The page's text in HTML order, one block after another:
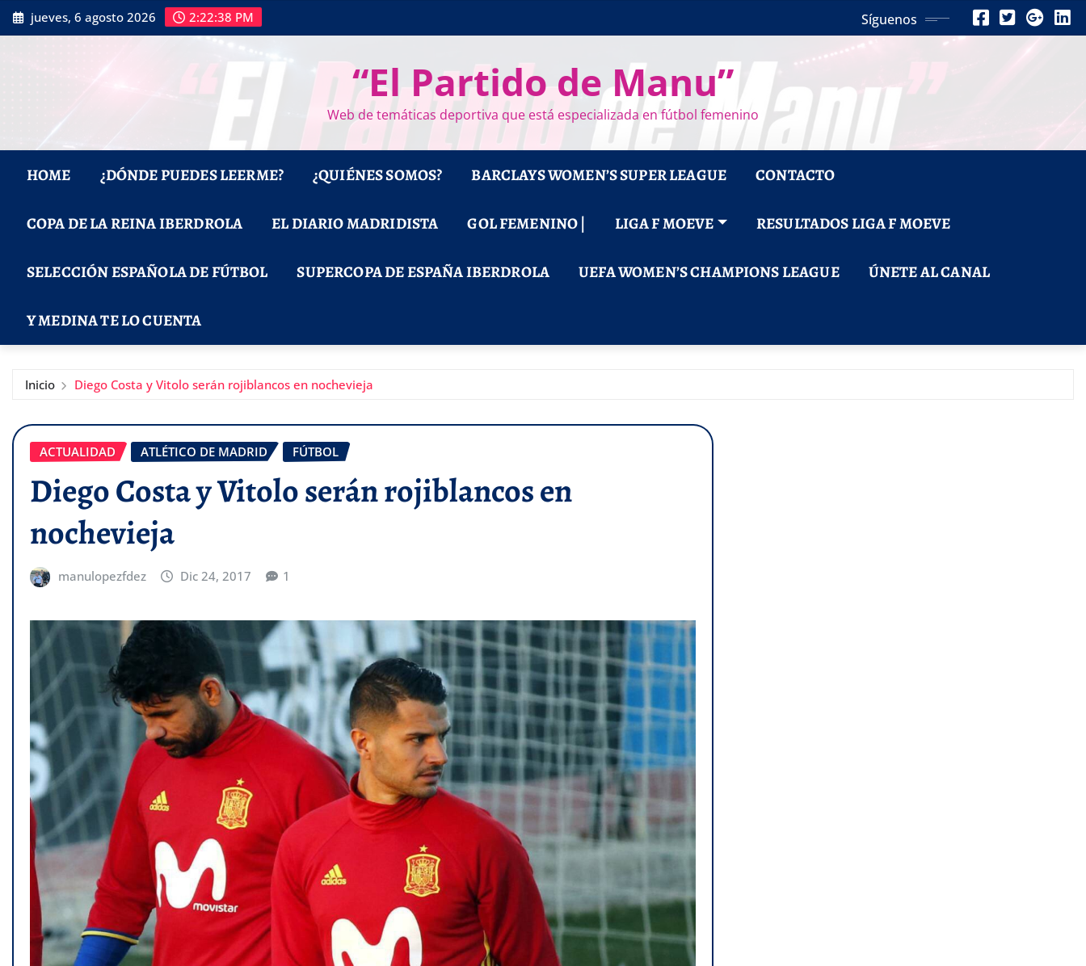
Saltar
al
jueves, 6 agosto 2026 2:22:39 PM Síguenos
“El Partido de Manu”
Web de temáticas deportiva que está especializada en fútbol femenino
HOME ¿DÓNDE PUEDES LEERME? ¿QUIÉNES SOMOS? BARCLAYS WOMEN’S SUPER LEAGUE CONTACTO
COPA DE LA REINA IBERDROLA EL DIARIO MADRIDISTA GOL FEMENINO | LIGA F MOEVE RESULTADOS LIGA F MOEVE
SELECCIÓN ESPAÑOLA DE FÚTBOL SUPERCOPA DE ESPAÑA IBERDROLA UEFA WOMEN’S CHAMPIONS LEAGUE ÚNETE AL CANAL
Y MEDINA TE LO CUENTA
Inicio Diego Costa y Vitolo serán rojiblancos en nochevieja
ACTUALIDAD ATLÉTICO DE MADRID FÚTBOL
Diego Costa y Vitolo serán rojiblancos en
nochevieja
manulopezfdez Dic 24, 2017 1